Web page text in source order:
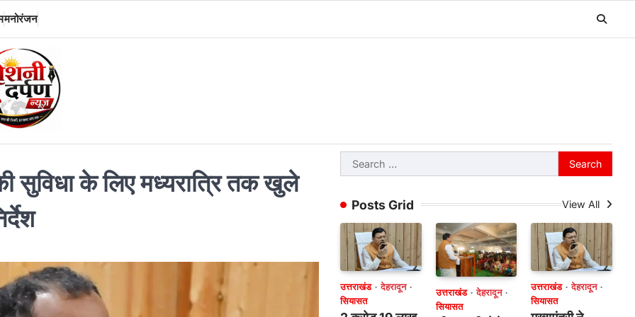
मनोरंजन
सुविधा के लिए मध्यरात्रि तक खुले
Search
for:
Posts Grid View All
उत्तराखंड
देहरादून
सियासत
उत्तराखंड
देहरादून
सियासत
उत्तराखंड
देहरादून
सियासत